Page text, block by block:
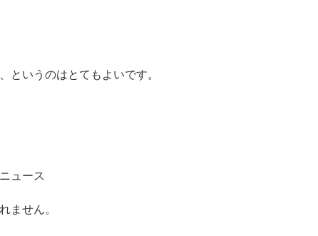
というのはとてもよいです。
ュース
ません。